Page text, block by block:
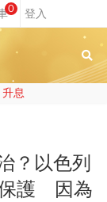
0
升息
？以色列
保護 因為